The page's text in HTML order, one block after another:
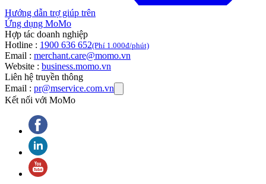
Hướng dẫn trợ giúp trên
Ứng dụng MoMo
Hợp tác doanh nghiệp
Hotline : 1900 636 652(Phí 1.000đ/phút)
Email : merchant.care@momo.vn
Website : business.momo.vn
Liên hệ truyền thông
Email : pr@mservice.com.vn
Kết nối với MoMo